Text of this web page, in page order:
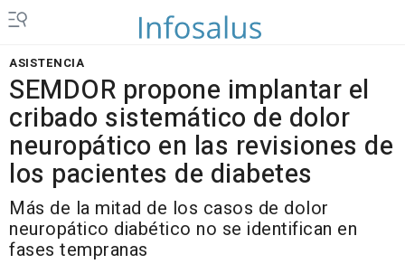
ASISTENCIA
SEMDOR propone implantar el
cribado sistemático de dolor
neuropático en las revisiones de
los pacientes de diabetes
Más de la mitad de los casos de dolor
neuropático diabético no se identifican en
fases tempranas